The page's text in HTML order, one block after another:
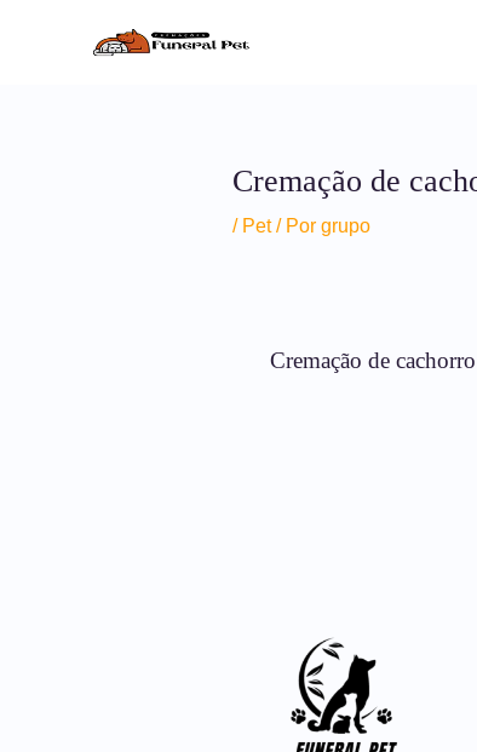
Cremação de
/ Pet/ Por grupo
Cremação de
navigation